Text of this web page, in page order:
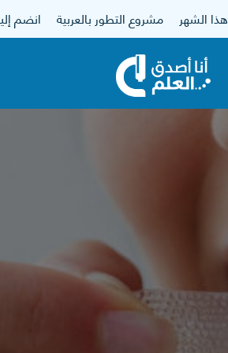
الشهر مشروع التطور بالعربية انضم